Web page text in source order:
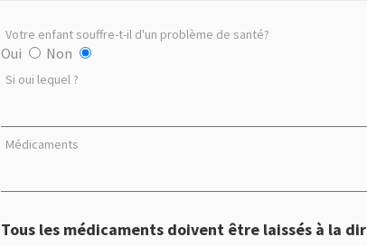
Votre enfant souffre-t-il d'un problème de santé?
Oui Non
Si oui lequel ?
Médicaments
Tous les médicaments doivent être laissés à la